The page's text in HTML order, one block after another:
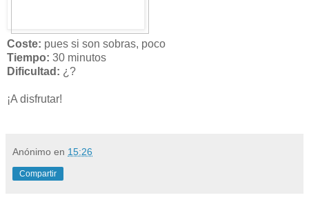
Coste: pues si son sobras, poco
Tiempo: 30 minutos
Dificultad: ¿?
¡A disfrutar!
Anónimo en 15:26
Compartir